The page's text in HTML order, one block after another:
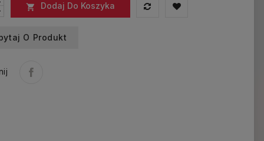
 Dodaj Do Koszyka
O Produkt